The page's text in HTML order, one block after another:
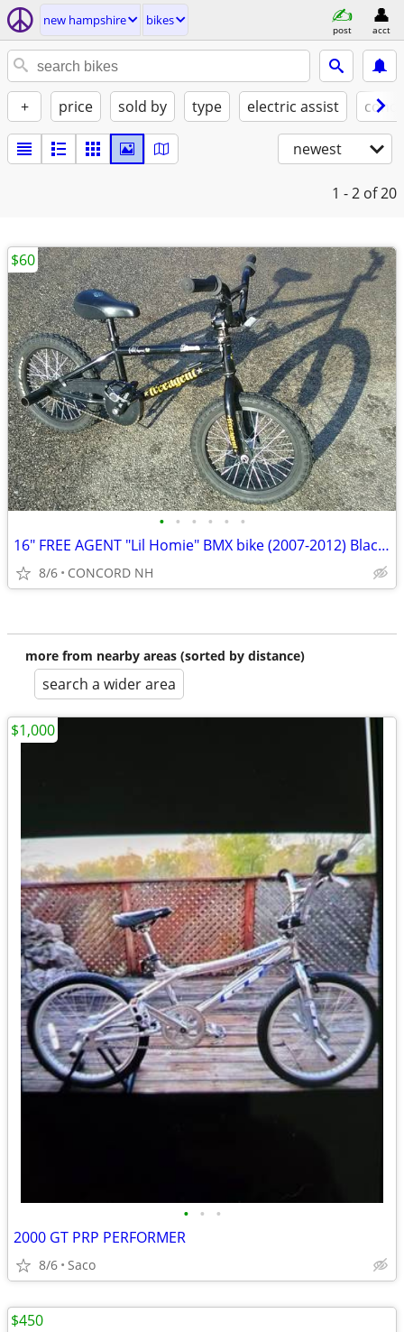
new hampshire bikes
post acct
+ price sold by type electric assist
newest
1 - 2 of 20
• • • • • •
16" FREE AGENT "Lil Homie" BMX bike (2007-2012) Black Excellent Cond!
8/6 CONCORD NH
$60
more from nearby areas (sorted by distance)
search a wider area
• • •
2000 GT PRP PERFORMER
8/6 Saco
$1,000
$450